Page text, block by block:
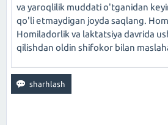
va yaroqlilik muddati o'tganidan
qo'li etmaydigan joyda saqlang.
Homiladorlik va laktatsiya davrida
qilishdan oldin shifokor bilan